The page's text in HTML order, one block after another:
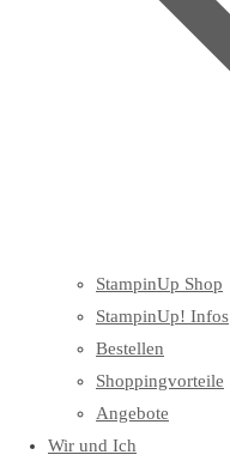
StampinUp Shop
StampinUp! Infos
Bestellen
Shoppingvorteile
Angebote
Wir und Ich